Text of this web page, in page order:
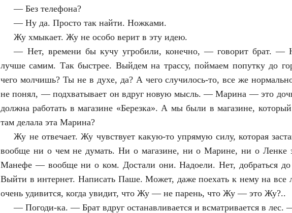
—Без телефона?
—Ну да. Просто так найти. Ножками.
Жу хмыкает. Жу не особо верит в эту идею.
— Нет, времени бы кучу угробили, конечно, — говорит брат. —
лучше самим. Так быстрее. Выйдем на трассу, поймаем попутку до
чего молчишь? Ты не в духе, да? А чего случилось-то, все же
не понял, — подхватывает он вдруг новую мысль. — Марина — это
должна работать в магазине «Березка». А мы были в магазине,
там делала эта Марина?
Жу не отвечает. Жу чувствует какую-то упрямую силу, которая
вообще ни о чем не думать. Ни о магазине, ни о Марине, ни о Ленке
Манефе — вообще ни о ком. Достали они. Надоели. Нет, добраться до
Выйти в интернет. Написать Паше. Может, даже поехать к нему на все
очень удивится, когда увидит, что Жу — не парень, что Жу — это Жу?..
—Погоди-ка. — Брат вдруг останавливается и всматривается в лес.